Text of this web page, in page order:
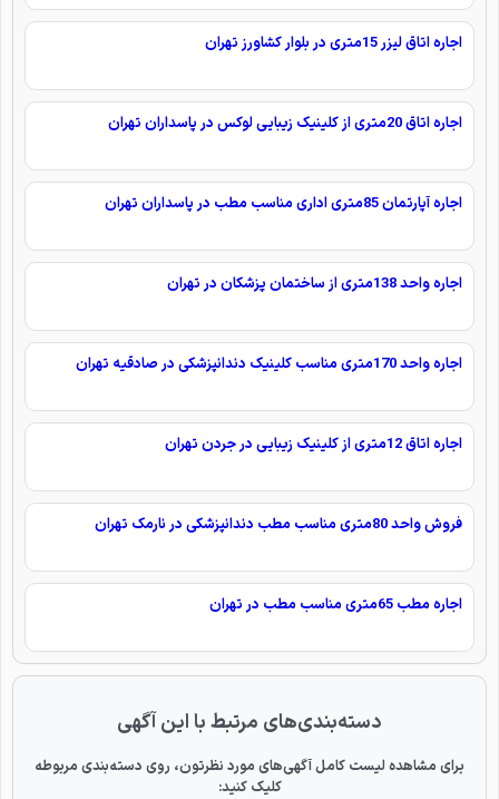
اجاره اتاق لیزر 15متری در بلوار کشاورز تهران
اجاره اتاق 20متری از کلینیک زیبایی لوکس در پاسداران تهران
اجاره آپارتمان 85متری اداری مناسب مطب در پاسداران تهران
اجاره واحد 138متری از ساختمان پزشکان در تهران
اجاره واحد 170متری مناسب کلینیک دندانپزشکی در صادقیه تهران
اجاره اتاق 12متری از کلینیک زیبایی در جردن تهران
فروش واحد 80متری مناسب مطب دندانپزشکی در نارمک تهران
اجاره مطب 65متری مناسب مطب در تهران
دسته‌بندی‌های مرتبط با این آگهی
برای مشاهده لیست کامل آگهی‌های مورد نظرتون، روی دسته‌بندی مربوطه
کلیک کنید: